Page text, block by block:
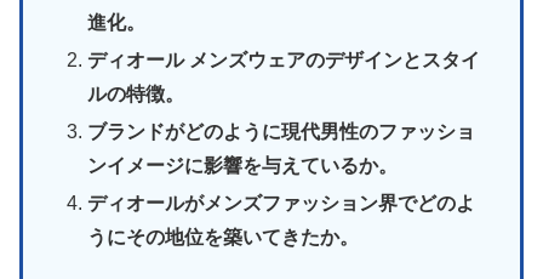
進化。
ディオール メンズウェアのデザインとスタイ
ルの特徴。
ブランドがどのように現代男性のファッショ
ンイメージに影響を与えているか。
ディオールがメンズファッション界でどのよ
うにその地位を築いてきたか。